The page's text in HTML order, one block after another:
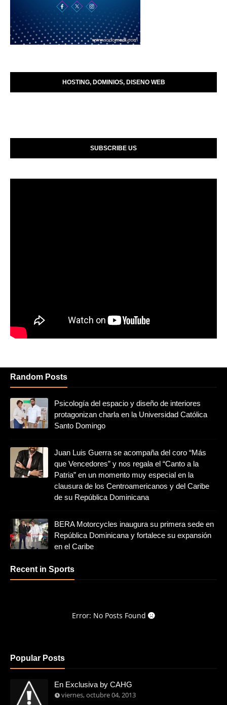
HOSTING, DOMINIOS, DISENO WEB
SUBSCRIBE US
Random Posts
Psicología del espacio y diseño de interiores
protagonizan charla en la Universidad Católica
Santo Domingo
Juan Luis Guerra se acompaña del coro “Más
que Vencedores” y nos regala el “Canto a la
Patria” en un momento muy especial en la
clausura de los Centroamericanos y del Caribe
de su República Dominicana
BERA Motorcycles inaugura su primera sede en
República Dominicana y fortalece su expansión
en el Caribe
Recent in Sports
Error: No Posts Found
Popular Posts
En Exclusiva by CAHG
viernes, octubre 04, 2013